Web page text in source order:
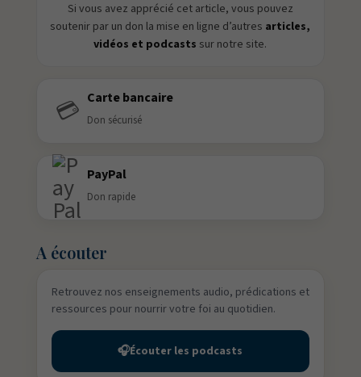
Si vous avez apprécié cet article, vous pouvez
soutenir par un don la mise en ligne d’autres articles,
vidéos et podcasts sur notre site.
💳 Carte bancaire
Don sécurisé
PayPal
Don rapide
A écouter
Retrouvez nos enseignements audio, prédications et
ressources pour nourrir votre foi au quotidien.
🎧Écouter les podcasts